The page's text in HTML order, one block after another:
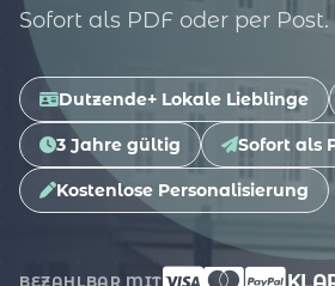
Sofort als PDF oder per Post.
Dutzende+ Lokale Lieblinge
3 Jahre gültig Sofort als
Kostenlose Personalisierung
BEZAHLBAR MIT